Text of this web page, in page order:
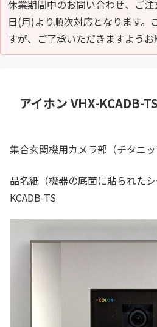
休業期間中のお問い合わせ、ご
日(月)より順次対応となります。
すが、ご了承いただきますようお
アイホン VHX-KCADB-TS
集合玄関機用カメラ部（チタニッ
品名紙（機器の底面に貼られた
KCADB-TS